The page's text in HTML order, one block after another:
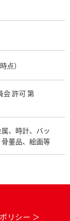
点）
会 許可 第
、時計、バッ
董品、絵画等
リシー